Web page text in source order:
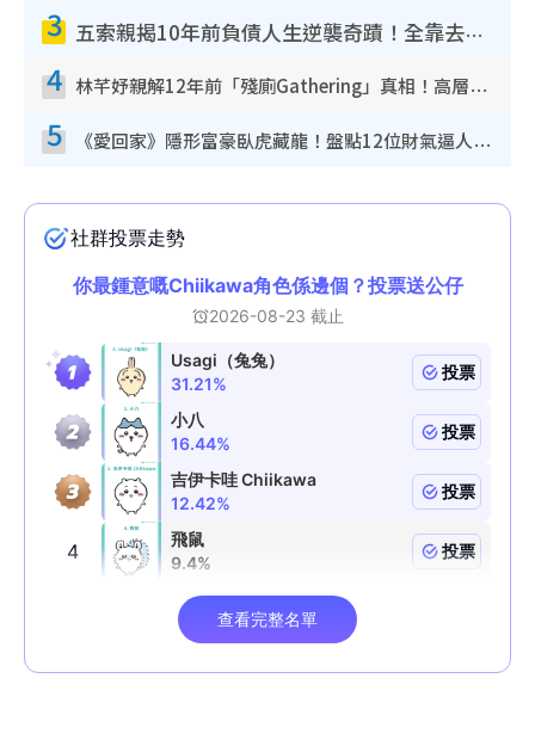
3 五索親揭10年前負債人生逆襲奇蹟！全靠去一地方轉運後即遇上馬先生
4 林芊妤親解12年前「殘廁Gathering」真相！高層解約一句話重創尊嚴至今拒返TVB
5 《愛回家》隱形富豪臥虎藏龍！盤點12位財氣逼人的有錢藝人：呢位靚女3億身家唔憂做